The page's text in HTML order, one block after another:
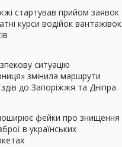
стартував прийом заявок
курси водійок вантажівок
ситуацію
змінила маршрути
до Запоріжжя та Дніпра
фейки про знищення
в українських